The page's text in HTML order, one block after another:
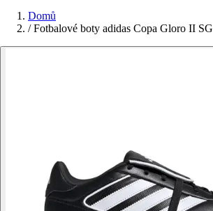
Domů
/ Fotbalové boty adidas Copa Gloro II SG